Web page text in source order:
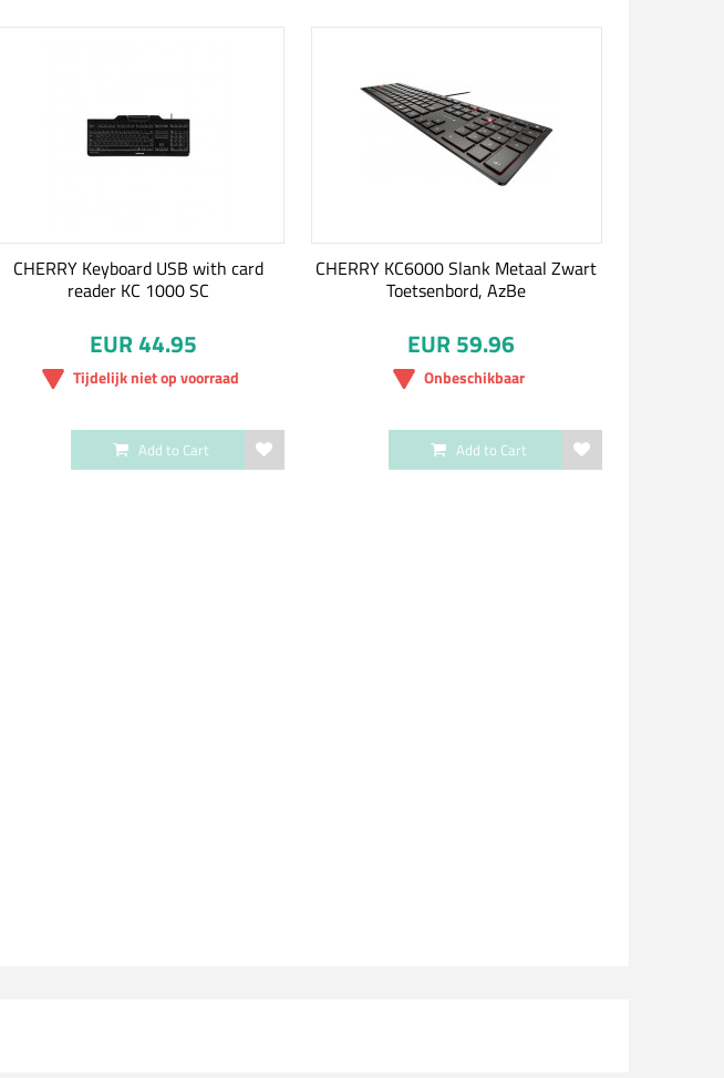
CHERRY Keyboard USB with card
reader KC 1000 SC
EUR 44.95
Tijdelijk niet op voorraad
Add to Cart
CHERRY KC6000 Slank Metaal Zwart
Toetsenbord, AzBe
EUR 59.96
Onbeschikbaar
Add to Cart